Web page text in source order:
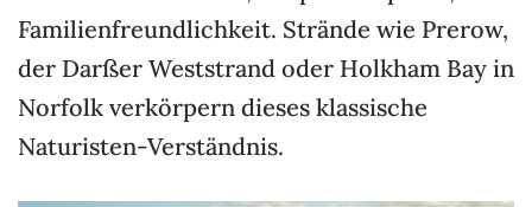
Familienfreundlichkeit. Strände wie Prerow,
der Darßer Weststrand oder Holkham Bay in
Norfolk verkörpern dieses klassische
Naturisten-Verständnis.